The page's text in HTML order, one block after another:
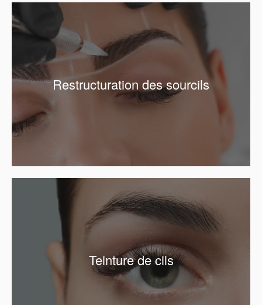
Restructuration des sourcils
Teinture de cils